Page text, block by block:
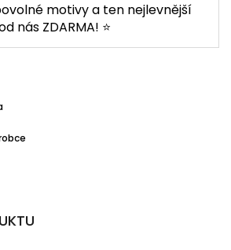
motivy a ten nejlevnější
nás ZDARMA! ⭐